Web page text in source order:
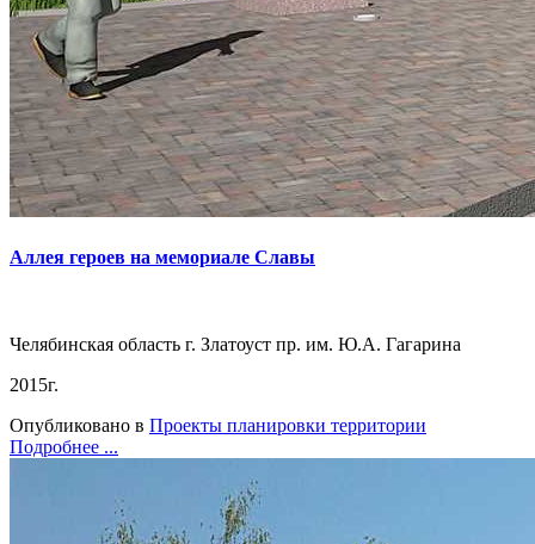
Аллея героев на мемориале Славы
Челябинская область г. Златоуст пр. им. Ю.А. Гагарина
2015г.
Опубликовано в Проекты планировки территории
Подробнее ...